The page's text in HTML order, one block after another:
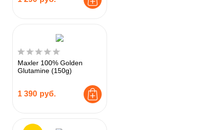
Maxler 100% Golden
Glutamine (150g)
1 390 руб.